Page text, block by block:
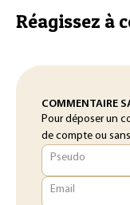
Réagissez à
COMMENTAIRE
Pour déposer un
de compte ou
Pseudo
Email